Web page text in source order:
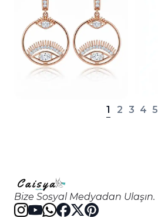
1 2 3 4 5
Bize Sosyal Medyadan Ulaşın.